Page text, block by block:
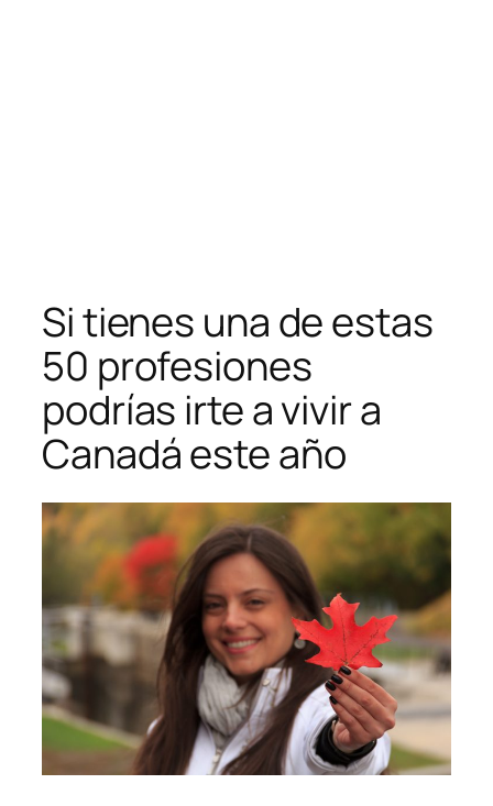
Si tienes una de estas
50 profesiones
podrías irte a vivir a
Canadá este año